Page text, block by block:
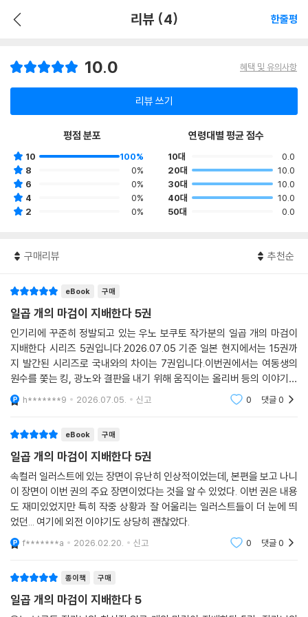
리뷰 (4) 한줄평
10.0 혜택 및 유의사항
리뷰 쓰기
평점 분포
10
100%
8
0%
6
0%
4
0%
2
0%
연령대별 평균 점수
10대
0.0
20대
10.0
30대
10.0
40대
10.0
50대
0.0
구매리뷰 추천순
eBook 구매
일곱 개의 마검이 지배한다 5권
인기리에 꾸준히 정발되고 있는 우노 보쿠토 작가분의 일곱 개의 마검이
지배한다 시리즈 5권입니다.2026.07.05 기준 일본 현지에서는 15권까
지 발간된 시리즈로 국내와의 차이는 7권입니다.이번권에서는 여동생의
원수를 쫓는 킹, 광노와 결판을 내기 위해 움직이는 올리버 등의 이야기가
그려지고 있습니다.
h*******9 2026.07.05. 신고 0 댓글0
eBook 구매
일곱 개의 마검이 지배한다 5권
속컬러 일러스트에 있는 장면이 유난히 인상적이었는데, 본편을 보고 나니
이 장면이 이번 권의 주요 장면이었다는 것을 알 수 있었다. 이번 권은 내용
도 재미있었지만 특히 작중 상황과 잘 어울리는 일러스트들이 더 눈에 띄
었던... 여기에 외전 이야기도 상당히 괜찮았다.
f*******a 2026.02.20. 신고 0 댓글0
종이책 구매
일곱 개의 마검이 지배한다 5